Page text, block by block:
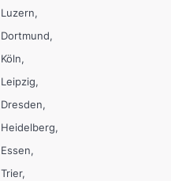
Luzern
Dortmund
Köln
Leipzig
Dresden
Heidelberg
Essen
Trier